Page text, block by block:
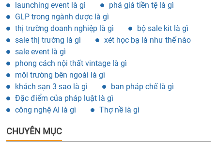
launching event là gì
phá giá tiền tệ là gì
GLP trong ngành dược là gì
thị trường doanh nghiệp là gì
bộ sale kit là gì
sale thị trường là gì
xét học bạ là như thế nào
sale event là gì
phong cách nội thất vintage là gì
môi trường bên ngoài là gì
khách sạn 3 sao là gì
ban pháp chế là gì
Đặc điểm của pháp luật là gì
công nghệ AI là gì
Thợ nề là gì
CHUYÊN MỤC